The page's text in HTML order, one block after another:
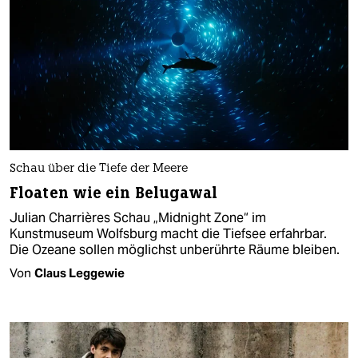
Schau über die Tiefe der Meere
Floaten wie ein Belugawal
Julian Charrières Schau „Midnight Zone“ im
Kunstmuseum Wolfsburg macht die Tiefsee erfahrbar.
Die Ozeane sollen möglichst unberührte Räume bleiben.
Von Claus Leggewie